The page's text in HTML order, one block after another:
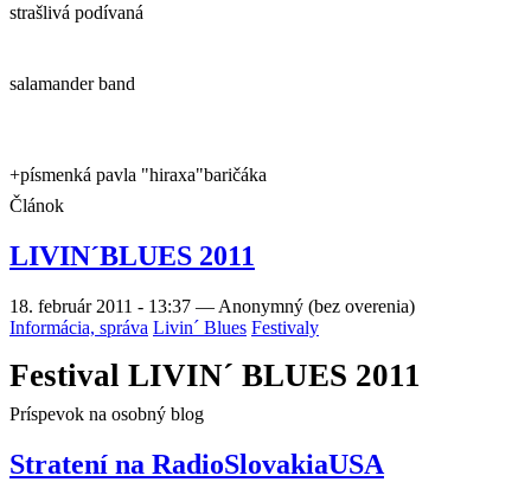
strašlivá podívaná
salamander band
+písmenká pavla "hiraxa"baričáka
Článok
LIVIN´BLUES 2011
18. február 2011 - 13:37 — Anonymný (bez overenia)
Informácia, správa Livin´ Blues Festivaly
Festival LIVIN´ BLUES 2011
Príspevok na osobný blog
Stratení na RadioSlovakiaUSA